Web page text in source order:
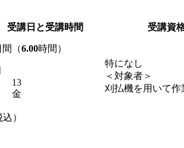
受講日と受講時間 受講資
間（6.00時間）
13
金
特になし
＜対象者＞
刈払機を用いて作
）